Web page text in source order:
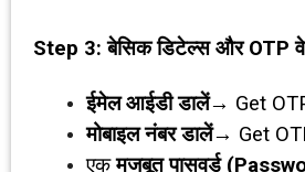
Step 3:बेसिक डिटेल्स औरOTP
ईमेल आईडी डालें→ Get
मोबाइल नंबर डालें→ Get
एकमजबूत पासवर्ड (